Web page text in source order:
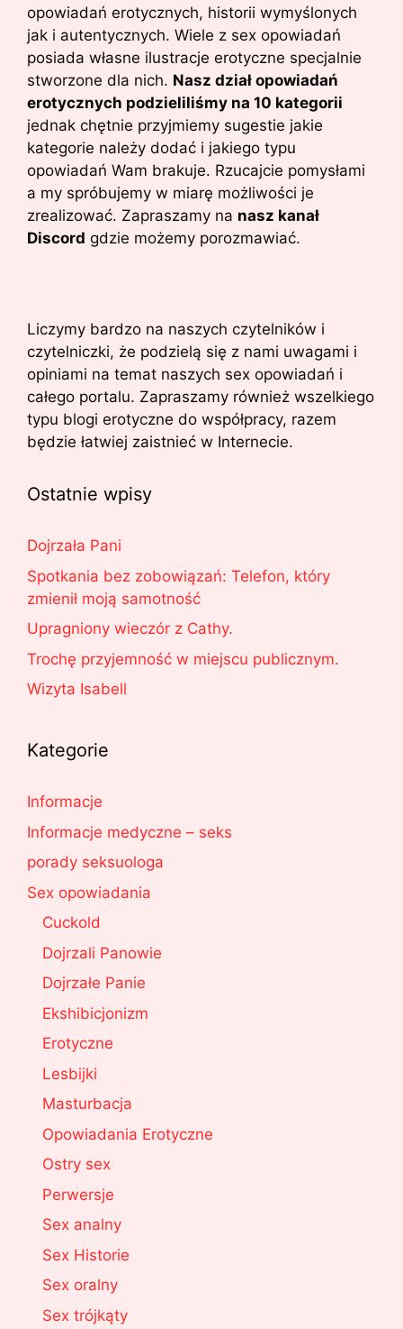
opowiadań erotycznych, historii wymyślonych
jak i autentycznych. Wiele z sex opowiadań
posiada własne ilustracje erotyczne specjalnie
stworzone dla nich. Nasz dział opowiadań
erotycznych podzieliliśmy na 10 kategorii
jednak chętnie przyjmiemy sugestie jakie
kategorie należy dodać i jakiego typu
opowiadań Wam brakuje. Rzucajcie pomysłami
a my spróbujemy w miarę możliwości je
zrealizować. Zapraszamy na nasz kanał
Discord gdzie możemy porozmawiać.
Liczymy bardzo na naszych czytelników i
czytelniczki, że podzielą się z nami uwagami i
opiniami na temat naszych sex opowiadań i
całego portalu. Zapraszamy również wszelkiego
typu blogi erotyczne do współpracy, razem
będzie łatwiej zaistnieć w Internecie.
Ostatnie wpisy
Dojrzała Pani
Spotkania bez zobowiązań: Telefon, który
zmienił moją samotność
Upragniony wieczór z Cathy.
Trochę przyjemność w miejscu publicznym.
Wizyta Isabell
Kategorie
Informacje
Informacje medyczne – seks
porady seksuologa
Sex opowiadania
Cuckold
Dojrzali Panowie
Dojrzałe Panie
Ekshibicjonizm
Erotyczne
Lesbijki
Masturbacja
Opowiadania Erotyczne
Ostry sex
Perwersje
Sex analny
Sex Historie
Sex oralny
Sex trójkąty